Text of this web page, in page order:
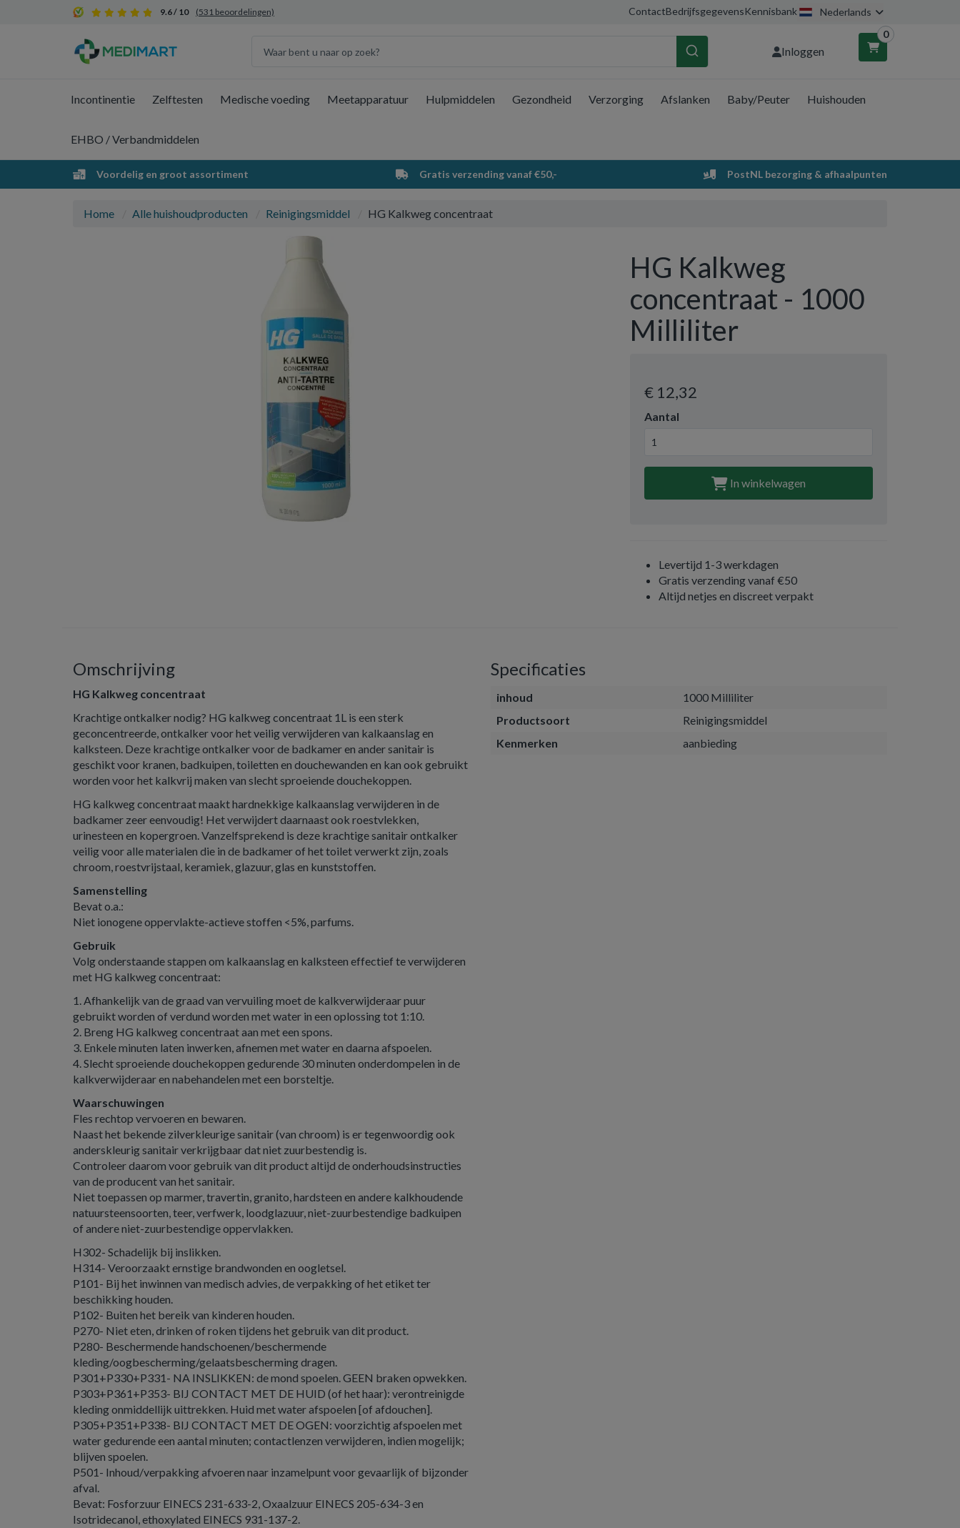
9.6 / 10 (531 beoordelingen) ContactBedrijfsgegevensKennisbank Nederlands
Inloggen
0
Winkelwagen
Uw winkelwagen is leeg.
Vul hem met producten.
Incontinentie Zelftesten Medische voeding Meetapparatuur Hulpmiddelen Gezondheid Verzorging Afslanken Baby/Peuter Huishouden
EHBO / Verbandmiddelen
Voordelig en groot assortiment Gratis verzending vanaf €50,- PostNL bezorging & afhaalpunten
Home Alle huishoudproducten Reinigingsmiddel HG Kalkweg concentraat
HG Kalkweg
concentraat - 1000
Milliliter
€ 12,32
Aantal
In winkelwagen
Levertijd 1-3 werkdagen
Gratis verzending vanaf €50
Altijd netjes en discreet verpakt
Omschrijving
HG Kalkweg concentraat
Krachtige ontkalker nodig? HG kalkweg concentraat 1L is een sterk
geconcentreerde, ontkalker voor het veilig verwijderen van kalkaanslag en
kalksteen. Deze krachtige ontkalker voor de badkamer en ander sanitair is
geschikt voor kranen, badkuipen, toiletten en douchewanden en kan ook gebruikt
worden voor het kalkvrij maken van slecht sproeiende douchekoppen.
HG kalkweg concentraat maakt hardnekkige kalkaanslag verwijderen in de
badkamer zeer eenvoudig! Het verwijdert daarnaast ook roestvlekken,
urinesteen en kopergroen. Vanzelfsprekend is deze krachtige sanitair ontkalker
veilig voor alle materialen die in de badkamer of het toilet verwerkt zijn, zoals
chroom, roestvrijstaal, keramiek, glazuur, glas en kunststoffen.
Samenstelling
Bevat o.a.:
Niet ionogene oppervlakte-actieve stoffen <5%, parfums.
Gebruik
Volg onderstaande stappen om kalkaanslag en kalksteen effectief te verwijderen
met HG kalkweg concentraat:
1. Afhankelijk van de graad van vervuiling moet de kalkverwijderaar puur
gebruikt worden of verdund worden met water in een oplossing tot 1:10.
2. Breng HG kalkweg concentraat aan met een spons.
3. Enkele minuten laten inwerken, afnemen met water en daarna afspoelen.
4. Slecht sproeiende douchekoppen gedurende 30 minuten onderdompelen in de
kalkverwijderaar en nabehandelen met een borsteltje.
Waarschuwingen
Fles rechtop vervoeren en bewaren.
Naast het bekende zilverkleurige sanitair (van chroom) is er tegenwoordig ook
anderskleurig sanitair verkrijgbaar dat niet zuurbestendig is.
Controleer daarom voor gebruik van dit product altijd de onderhoudsinstructies
van de producent van het sanitair.
Niet toepassen op marmer, travertin, granito, hardsteen en andere kalkhoudende
natuursteensoorten, teer, verfwerk, loodglazuur, niet-zuurbestendige badkuipen
of andere niet-zuurbestendige oppervlakken.
H302- Schadelijk bij inslikken.
H314- Veroorzaakt ernstige brandwonden en oogletsel.
P101- Bij het inwinnen van medisch advies, de verpakking of het etiket ter
beschikking houden.
P102- Buiten het bereik van kinderen houden.
P270- Niet eten, drinken of roken tijdens het gebruik van dit product.
P280- Beschermende handschoenen/beschermende
kleding/oogbescherming/gelaatsbescherming dragen.
P301+P330+P331- NA INSLIKKEN: de mond spoelen. GEEN braken opwekken.
P303+P361+P353- BIJ CONTACT MET DE HUID (of het haar): verontreinigde
kleding onmiddellijk uittrekken. Huid met water afspoelen [of afdouchen].
P305+P351+P338- BIJ CONTACT MET DE OGEN: voorzichtig afspoelen met
water gedurende een aantal minuten; contactlenzen verwijderen, indien mogelijk;
blijven spoelen.
P501- Inhoud/verpakking afvoeren naar inzamelpunt voor gevaarlijk of bijzonder
afval.
Bevat: Fosforzuur EINECS 231-633-2, Oxaalzuur EINECS 205-634-3 en
Isotridecanol, ethoxylated EINECS 931-137-2.
Specificaties
inhoud
1000 Milliliter
Productsoort
Reinigingsmiddel
Kenmerken
aanbieding